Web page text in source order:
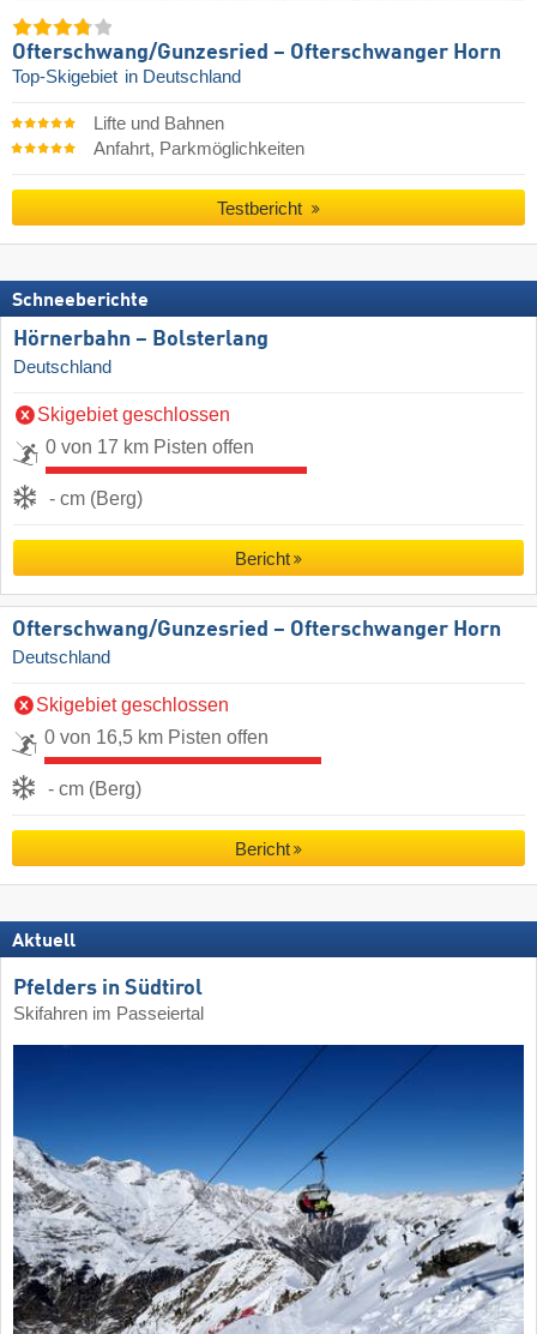
Ofterschwang/​Gunzesried – Ofterschwanger Horn
Top-Skigebiet in Deutschland
Lifte und Bahnen
Anfahrt, Parkmöglichkeiten
Testbericht
Schneeberichte
Hörnerbahn – Bolsterlang
Deutschland
Skigebiet geschlossen
0 von 17 km Pisten offen
- cm (Berg)
Bericht
Ofterschwang/​Gunzesried – Ofterschwanger Horn
Deutschland
Skigebiet geschlossen
0 von 16,5 km Pisten offen
- cm (Berg)
Bericht
Aktuell
Pfelders in Südtirol
Skifahren im Passeiertal